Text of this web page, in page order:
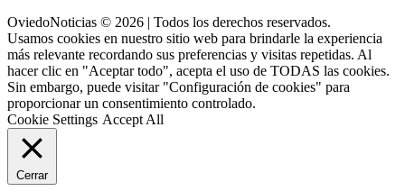
OviedoNoticias © 2026 | Todos los derechos reservados.
Usamos cookies en nuestro sitio web para brindarle la experiencia
más relevante recordando sus preferencias y visitas repetidas. Al
hacer clic en "Aceptar todo", acepta el uso de TODAS las cookies.
Sin embargo, puede visitar "Configuración de cookies" para
proporcionar un consentimiento controlado.
Cookie Settings Accept All
Cerrar